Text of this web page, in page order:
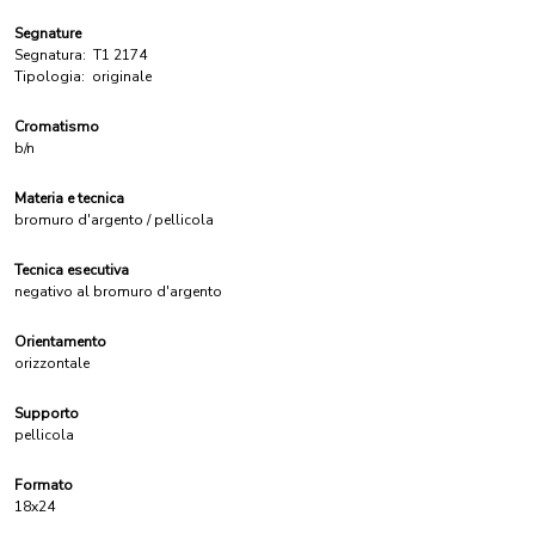
Segnature
Segnatura: T1 2174
Tipologia: originale
Cromatismo
b/n
Materia e tecnica
bromuro d'argento / pellicola
Tecnica esecutiva
negativo al bromuro d'argento
Orientamento
orizzontale
Supporto
pellicola
Formato
18x24